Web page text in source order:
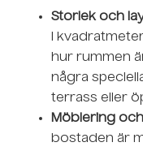
Storlek och
i
hur rummen
några
terrass eller
Möblering
bostaden är